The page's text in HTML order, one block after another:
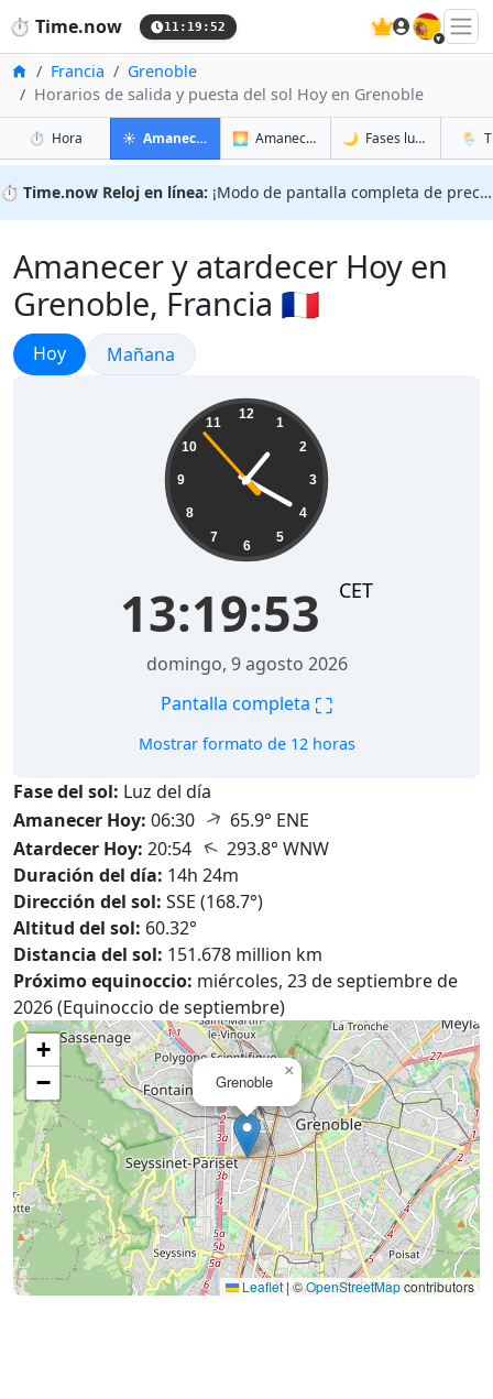
⏱️ Time.now 11:19:53 🇪🇸
InicioFrancia
Grenoble
Horarios de salida y puesta del sol Hoy en Grenoble
⏱️ Horaen Grenoble
☀️ Amanecer y atardecer en Grenoble
🌅 Amanecer y atardecer mañana en
🌙 Fases lunares en
🌦️
⏱️ Time.now Reloj en línea: ¡Modo de pantalla completa de precisión!
Amanecer y atardecer Hoy en
Grenoble, Francia 🇫🇷
Amanecer y atardecer
Hoy Amanecer y atardecer
Mañana
12
1
2
3
4
5
6
7
8
9
10
11
13:19:54 CET
domingo, 9 agosto 2026
Pantalla completa ⛶
Mostrar formato de 12 horas
Fase del sol: Luz del día
Amanecer Hoy: 06:30 ↑ 65.9° ENE
Atardecer Hoy: 20:54 ↑ 293.8° WNW
Duración del día: 14h 24m
Dirección del sol: SSE (168.7°)
Altitud del sol: 60.32°
Distancia del sol: 151.678 million km
Próximo equinoccio: miércoles, 23 de septiembre de
2026 (Equinoccio de septiembre)
Grenoble
×
+
−
Leaflet|©OpenStreetMapcontributors